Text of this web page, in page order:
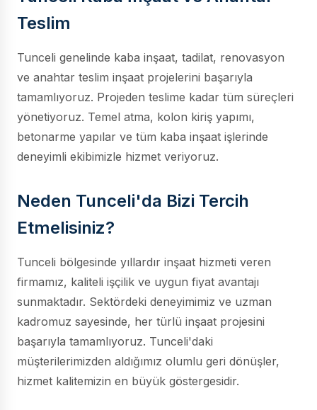
Teslim
Tunceli genelinde kaba inşaat, tadilat, renovasyon
ve anahtar teslim inşaat projelerini başarıyla
tamamlıyoruz. Projeden teslime kadar tüm süreçleri
yönetiyoruz. Temel atma, kolon kiriş yapımı,
betonarme yapılar ve tüm kaba inşaat işlerinde
deneyimli ekibimizle hizmet veriyoruz.
Neden Tunceli'da Bizi Tercih
Etmelisiniz?
Tunceli bölgesinde yıllardır inşaat hizmeti veren
firmamız, kaliteli işçilik ve uygun fiyat avantajı
sunmaktadır. Sektördeki deneyimimiz ve uzman
kadromuz sayesinde, her türlü inşaat projesini
başarıyla tamamlıyoruz. Tunceli'daki
müşterilerimizden aldığımız olumlu geri dönüşler,
hizmet kalitemizin en büyük göstergesidir.